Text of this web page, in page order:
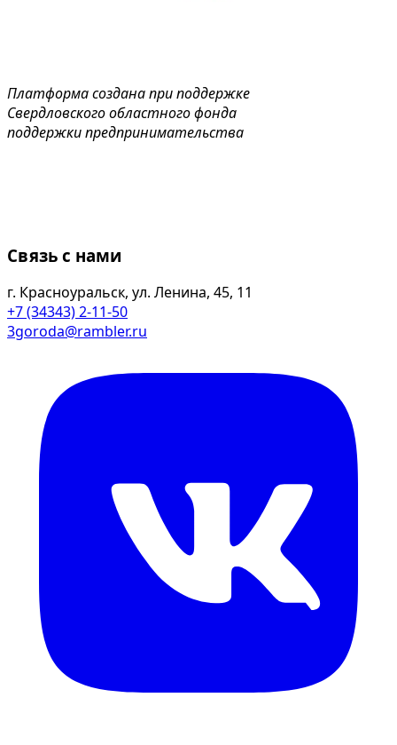
Платформа создана при поддержке
Свердловского областного фонда
поддержки предпринимательства
Связь с нами
г. Красноуральск, ул. Ленина, 45, 11
+7 (34343) 2-11-50
3goroda@rambler.ru